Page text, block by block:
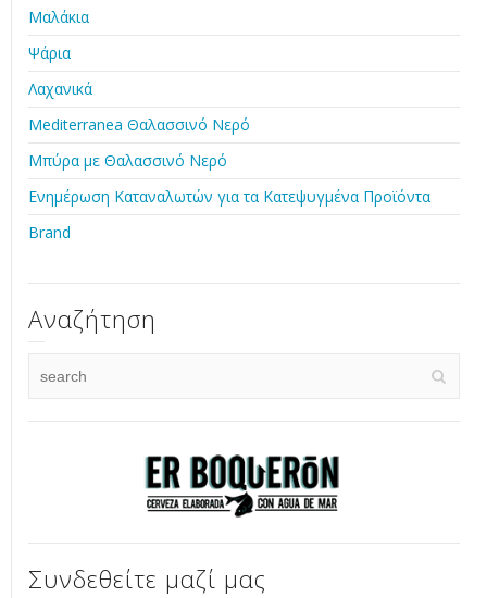
Μαλάκια
Ψάρια
Λαχανικά
Mediterranea Θαλασσινό Νερό
Μπύρα με Θαλασσινό Νερό
Ενημέρωση Καταναλωτών για τα Κατεψυγμένα Προϊόντα
Brand
Αναζήτηση
Συνδεθείτε μαζί μας